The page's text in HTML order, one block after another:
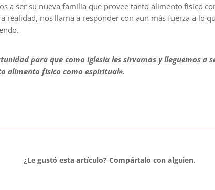
a ser su nueva familia que provee tanto alimento físico
realidad, nos llama a responder con aun más fuerza a lo
para que como iglesia les sirvamos y lleguemos a
alimento físico como espiritual».
¿Le gustó esta artículo? Compártalo con alguien.